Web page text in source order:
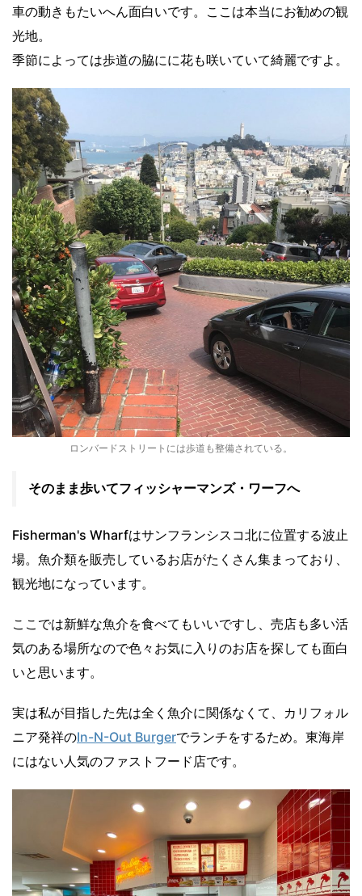
車の動きもたいへん面白いです。ここは本当にお勧めの観
光地。
季節によっては歩道の脇にに花も咲いていて綺麗ですよ。
ロンバードストリートには歩道も整備されている。
そのまま歩いてフィッシャーマンズ・ワーフへ
Fisherman's Wharfはサンフランシスコ北に位置する波止
場。魚介類を販売しているお店がたくさん集まっており、
観光地になっています。
ここでは新鮮な魚介を食べてもいいですし、売店も多い活
気のある場所なので色々お気に入りのお店を探しても面白
いと思います。
実は私が目指した先は全く魚介に関係なくて、カリフォル
ニア発祥のIn-N-Out Burgerでランチをするため。東海岸
にはない人気のファストフード店です。